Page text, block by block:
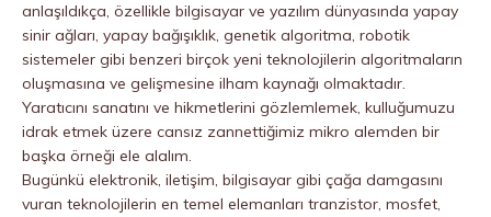
anlaşıldıkça, özellikle bilgisayar ve yazılım dünyasında yapay
sinir ağları, yapay bağışıklık, genetik algoritma, robotik
sistemeler gibi benzeri birçok yeni teknolojilerin algoritmaların
oluşmasına ve gelişmesine ilham kaynağı olmaktadır.
Yaratıcını sanatını ve hikmetlerini gözlemlemek, kulluğumuzu
idrak etmek üzere cansız zannettiğimiz mikro alemden bir
başka örneği ele alalım.
Bugünkü elektronik, iletişim, bilgisayar gibi çağa damgasını
vuran teknolojilerin en temel elemanları tranzistor, mosfet,